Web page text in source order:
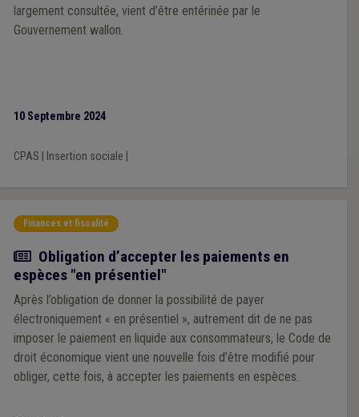
largement consultée, vient d’être entérinée par le
Gouvernement wallon.
10 Septembre 2024
CPAS Insertion sociale
Finances et fiscalité
Actualité
Obligation d’accepter les paiements en
espèces "en présentiel"
Après l’obligation de donner la possibilité de payer
électroniquement « en présentiel », autrement dit de ne pas
imposer le paiement en liquide aux consommateurs, le Code de
droit économique vient une nouvelle fois d’être modifié pour
obliger, cette fois, à accepter les paiements en espèces.